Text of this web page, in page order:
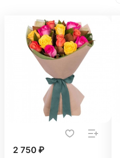
2 750 ₽